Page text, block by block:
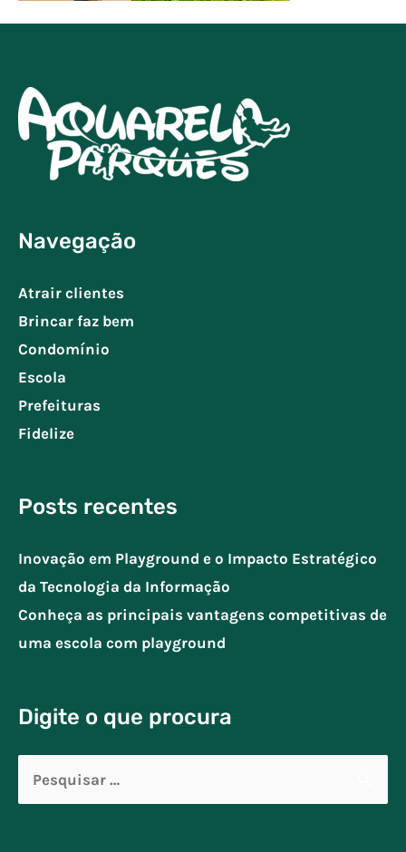
Navegação
Atrair clientes
Brincar faz bem
Condomínio
Escola
Prefeituras
Fidelize
Posts recentes
Inovação em Playground e o Impacto Estratégico
da Tecnologia da Informação
Conheça as principais vantagens competitivas de
uma escola com playground
Digite o que procura